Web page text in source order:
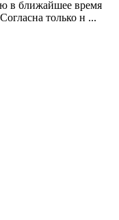
в ближайшее время
только н ...